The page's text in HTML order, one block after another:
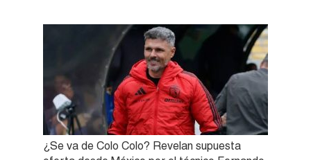
¿Se va de Colo Colo? Revelan supuesta